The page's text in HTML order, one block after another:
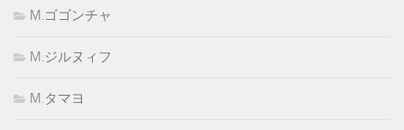
M.ゴゴンチャ
M.ジルヌィフ
M.タマヨ